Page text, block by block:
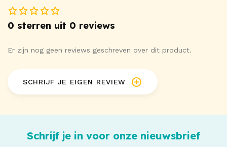
0 sterren uit 0 reviews
Er zijn nog geen reviews geschreven over dit product.
SCHRIJF JE EIGEN REVIEW
Schrijf je in voor onze nieuwsbrief